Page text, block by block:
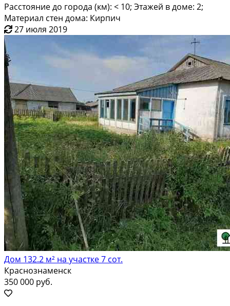
Расстояние до города (км): < 10; Этажей в доме: 2;
Материал стен дома: Кирпич
27 июля 2019
Дом 132.2 м² на участке 7 сот.
Краснознаменск
350 000 руб.